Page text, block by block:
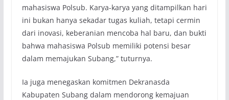
mahasiswa Polsub. Karya-karya yang ditampilkan hari
ini bukan hanya sekadar tugas kuliah, tetapi cermin
dari inovasi, keberanian mencoba hal baru, dan bukti
bahwa mahasiswa Polsub memiliki potensi besar
dalam memajukan Subang,” tuturnya.
Ia juga menegaskan komitmen Dekranasda
Kabupaten Subang dalam mendorong kemajuan